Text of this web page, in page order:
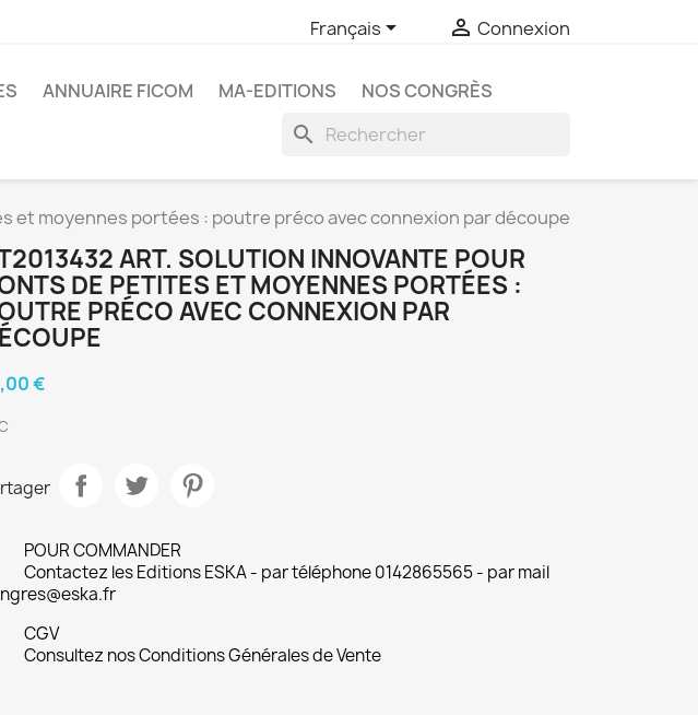
Français  Connexion
ANNUAIRE FICOM MA-EDITIONS NOS CONGRÈS
search
et moyennes portées : poutre préco avec connexion par découpe
ART. SOLUTION INNOVANTE POUR
DE PETITES ET MOYENNES PORTÉES :
PRÉCO AVEC CONNEXION PAR
€
POUR COMMANDER
Contactez les Editions ESKA - par téléphone 0142865565 - par mail
CGV
Consultez nos Conditions Générales de Vente